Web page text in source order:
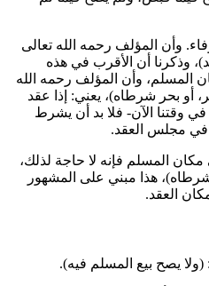
وأن المؤلف رحمه الله تعالى
وذكرنا أن الأقرب في هذه
المسلم، وأن المؤلف رحمه الله
أو بحر شرطاه)، يعني: إذا عقد
وقتنا الآن- فلا بد أن يشرط
في مجلس العقد.
مكان المسلم فإنه لا حاجة لذلك،
هذا مبني على المشهور
العقد.
يصح بيع المسلم فيه).